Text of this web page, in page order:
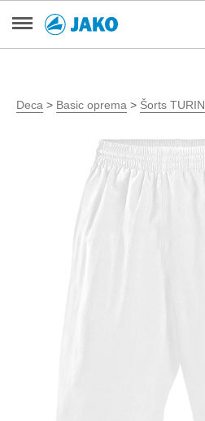
Deca > Basic oprema > Šorts TURIN